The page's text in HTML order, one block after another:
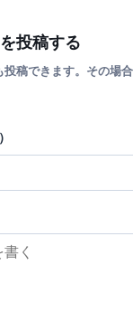
投稿する
投稿できます。その場